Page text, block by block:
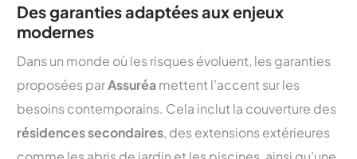
Des garanties adaptées aux enjeux
modernes
Dans un monde où les risques évoluent, les garanties
proposées parAssuréamettent l’accent sur les
besoins contemporains. Cela inclut la couverture des
résidences secondaires, des extensions extérieures